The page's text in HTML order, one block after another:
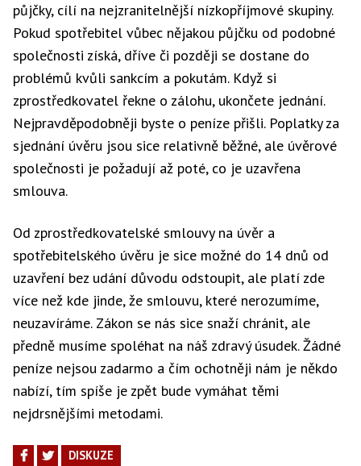
půjčky, cílí na nejzranitelnější nízkopříjmové skupiny.
Pokud spotřebitel vůbec nějakou půjčku od podobné
společnosti získá, dříve či později se dostane do
problémů kvůli sankcím a pokutám. Když si
zprostředkovatel řekne o zálohu, ukončete jednání.
Nejpravděpodobněji byste o peníze přišli. Poplatky za
sjednání úvěru jsou sice relativně běžné, ale úvěrové
společnosti je požadují až poté, co je uzavřena
smlouva.
Od zprostředkovatelské smlouvy na úvěr a
spotřebitelského úvěru je sice možné do 14 dnů od
uzavření bez udání důvodu odstoupit, ale platí zde
více než kde jinde, že smlouvu, které nerozumíme,
neuzavíráme. Zákon se nás sice snaží chránit, ale
předně musíme spoléhat na náš zdravý úsudek. Žádné
peníze nejsou zadarmo a čím ochotněji nám je někdo
nabízí, tím spíše je zpět bude vymáhat těmi
nejdrsnějšími metodami.
DISKUZE